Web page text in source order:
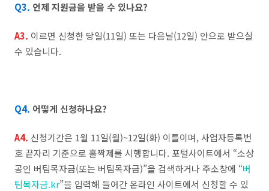
Q3. 언제 지원금을 받을 수 있나요?
A3. 이르면 신청한 당일(11일) 또는 다음날(12일) 안으로 받으실
수 있습니다.
Q4. 어떻게 신청하나요?
A4. 신청기간은 1월 11일(월)~12일(화) 이틀이며, 사업자등록번
호 끝자리 기준으로 홀짝제를 시행합니다. 포털사이트에서 “소상
공인 버팀목자금(또는 버팀목자금)”을 검색하거나 주소창에 “버
팀목자금.kr”을 입력해 들어간 온라인 사이트에서 신청할 수 있